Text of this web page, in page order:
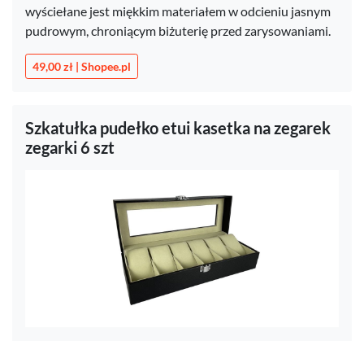
wyściełane jest miękkim materiałem w odcieniu jasnym
pudrowym, chroniącym biżuterię przed zarysowaniami.
49,00 zł | Shopee.pl
Szkatułka pudełko etui kasetka na zegarek
zegarki 6 szt